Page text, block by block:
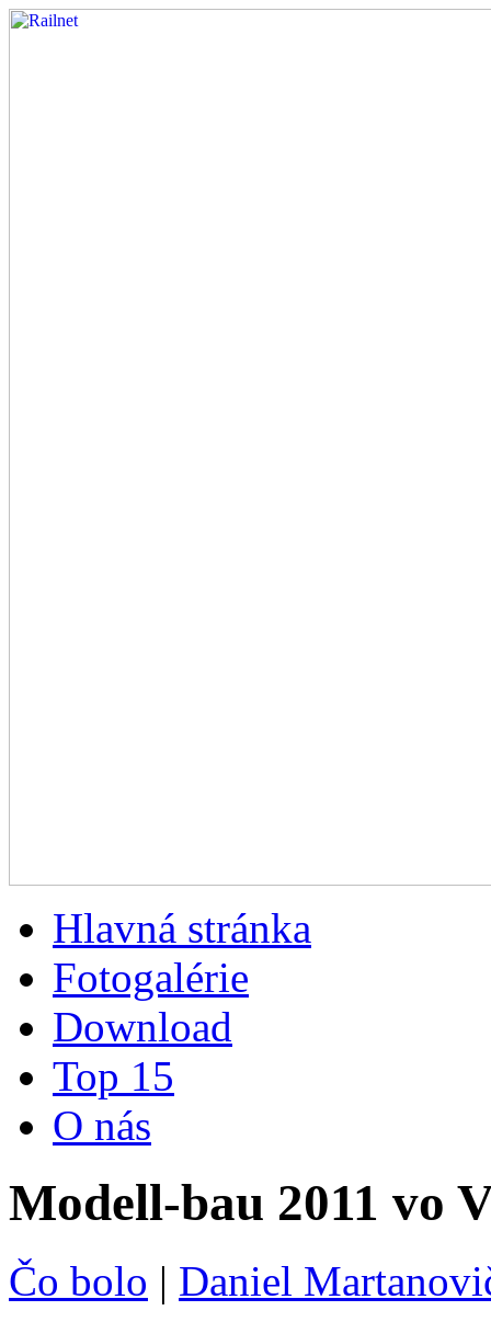
Hlavná stránka
Fotogalérie
Download
Top 15
O nás
Modell-bau 2011 vo
Čo bolo | Daniel